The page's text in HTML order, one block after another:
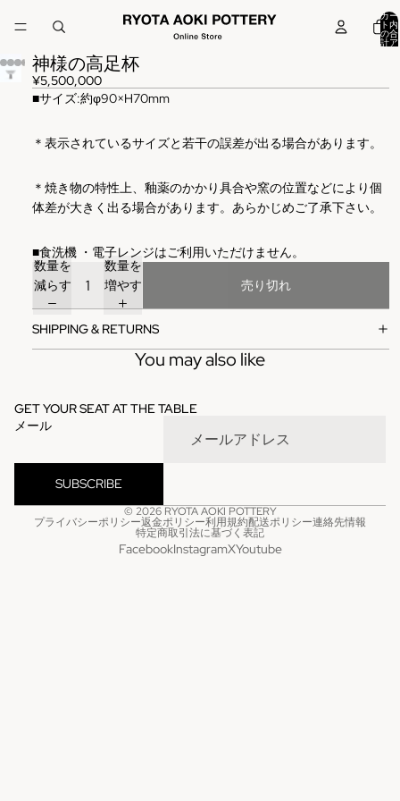
カー
ト内
の合
計ア
神様の高足杯
¥5,500,000
■サイズ:約φ90×H70mm
＊表示されているサイズと若干の誤差が出る場合があります。
＊焼き物の特性上、釉薬のかかり具合や窯の位置などにより個
体差が大きく出る場合があります。あらかじめご了承下さい。
■食洗機 ・電子レンジはご利用いただけません。
数量を
減らす
数量を
増やす
売り切れ
SHIPPING & RETURNS
You may also like
GET YOUR SEAT AT THE TABLE
メール
SUBSCRIBE
© 2026 RYOTA AOKI POTTERY
プライバシーポリシー返金ポリシー利用規約配送ポリシー連絡先情報
特定商取引法に基づく表記
FacebookInstagramXYoutube